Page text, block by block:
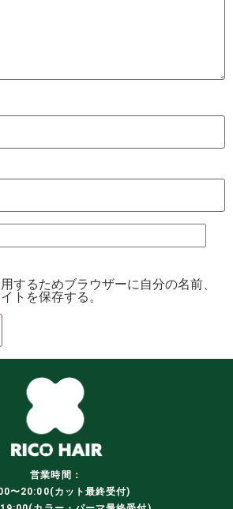
するためブラウザーに自分の名前、
トを保存する。
営業時間：
〜20:00(カット最終受付)